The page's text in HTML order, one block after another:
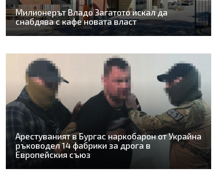
Милионерът Владо Загатото искал да
снабдява с кафе новата власт
Арестуваният в Бургас наркобарон от Украйна
ръководел 14 фабрики за дрога в
Европейския съюз